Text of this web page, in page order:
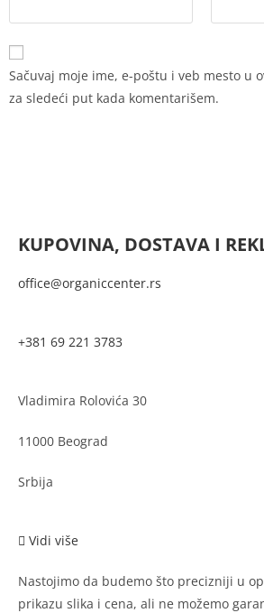
Sačuvaj moje ime, e-poštu i veb mesto u
za sledeći put kada komentarišem.
KUPOVINA, DOSTAVA I
office@organiccenter.rs
+381 69 221 3783
Vladimira Rolovića 30
11000 Beograd
Srbija
Vidi više
Nastojimo da budemo što precizniji u
prikazu slika i cena, ali ne možemo